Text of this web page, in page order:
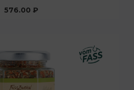
576.00 ₽